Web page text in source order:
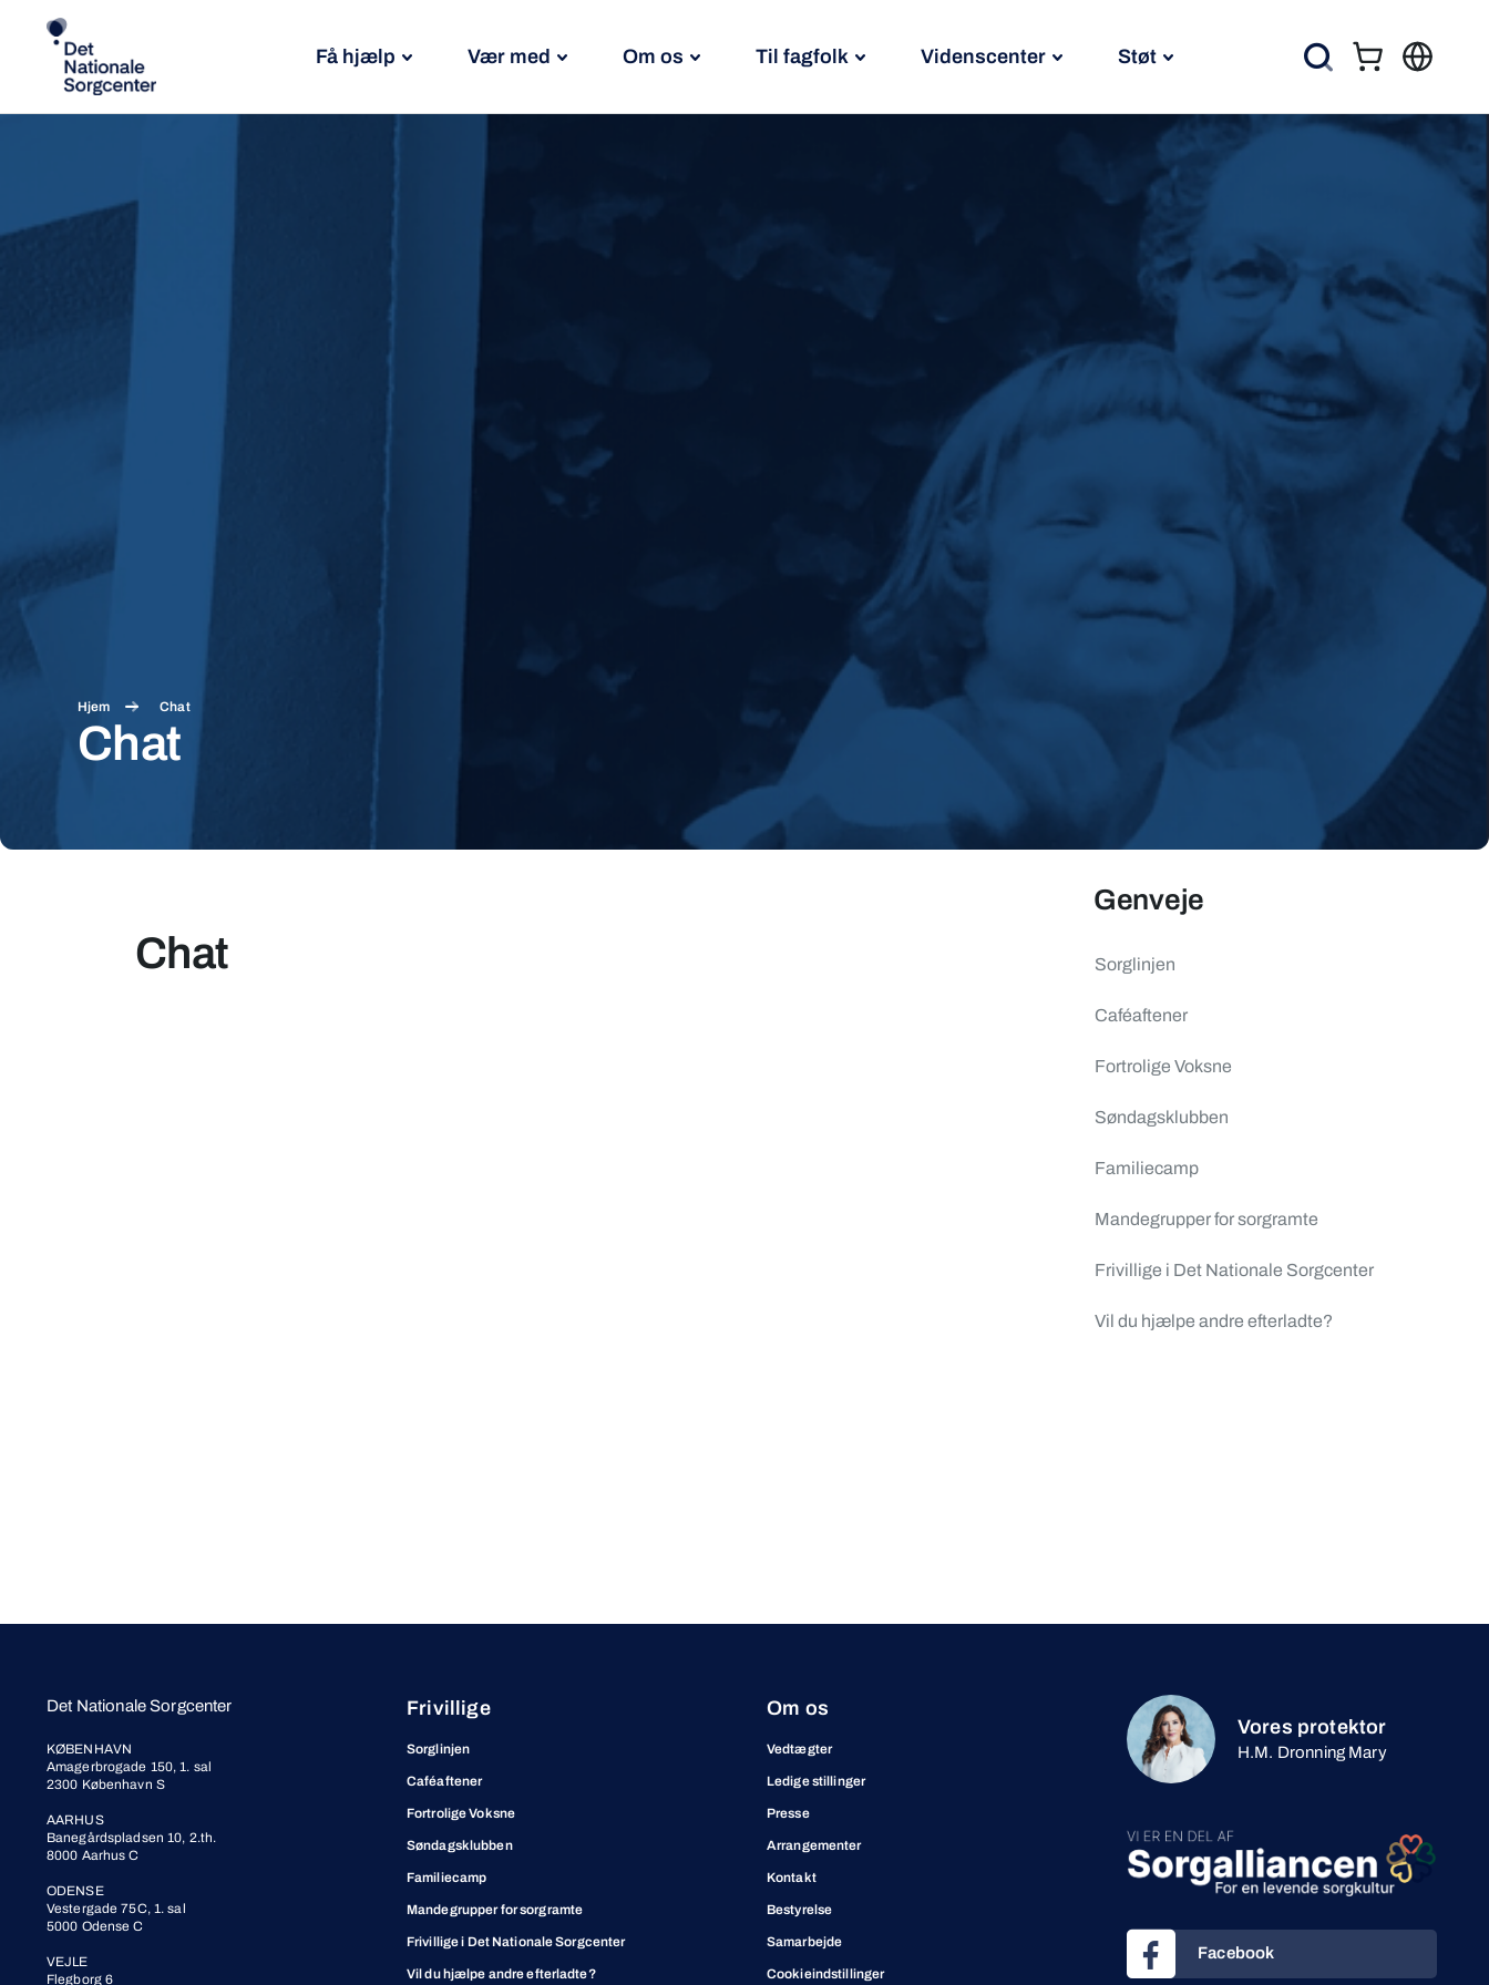
Få hjælp Vær med Om os Til fagfolk Videnscenter Støt
Kurv
Søg
Hjem Chat
Chat
Chat
Genveje
Sorglinjen
Caféaftener
Fortrolige Voksne
Søndagsklubben
Familiecamp
Mandegrupper for sorgramte
Frivillige i Det Nationale Sorgcenter
Vil du hjælpe andre efterladte?
Det Nationale Sorgcenter
KØBENHAVN
Amagerbrogade 150, 1. sal
2300 København S
AARHUS
Banegårdspladsen 10, 2.th.
8000 Aarhus C
ODENSE
Vestergade 75C, 1. sal
5000 Odense C
VEJLE
Flegborg 6
Frivillige
Sorglinjen
Caféaftener
Fortrolige Voksne
Søndagsklubben
Familiecamp
Mandegrupper for sorgramte
Frivillige i Det Nationale Sorgcenter
Vil du hjælpe andre efterladte?
Om os
Vedtægter
Ledige stillinger
Presse
Arrangementer
Kontakt
Bestyrelse
Samarbejde
Cookieindstillinger
Vores protektor
H.M. Dronning Mary
Facebook